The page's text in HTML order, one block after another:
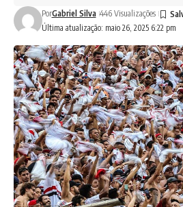
Última atualização: maio 26, 2025 6:22 pm
PorGabriel Silva 446 Visualizações